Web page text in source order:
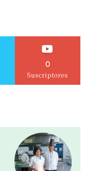
0
Suscriptores